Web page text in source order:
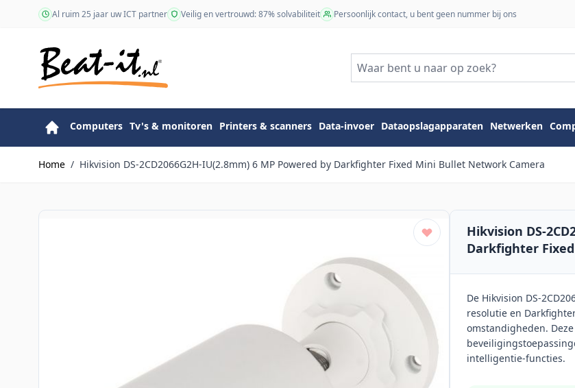
Ga naar de inhoudAl ruim 25 jaar uw ICT partner Veilig en vertrouwd: 87% solvabiliteit Persoonlijk contact, u bent geen nummer bij ons
Computers Tv's & monitoren Printers & scanners Data-invoer Dataopslagapparaten Netwerken
Home / Hikvision DS-2CD2066G2H-IU(2.8mm) 6 MP Powered by Darkfighter Fixed Mini Bullet Network Camera
Hikvision DS-
Darkfighter
De Hikvision DS-
resolutie en
omstandigheden.
intelligentie-functies.